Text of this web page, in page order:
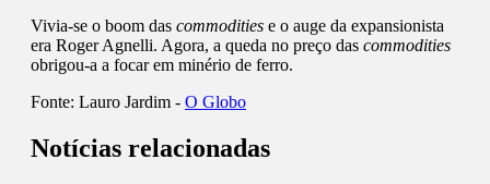
Vivia-se o boom das commodities e o auge da expansionista
era Roger Agnelli. Agora, a queda no preço das commodities
obrigou-a a focar em minério de ferro.
Fonte: Lauro Jardim - O Globo
Notícias relacionadas